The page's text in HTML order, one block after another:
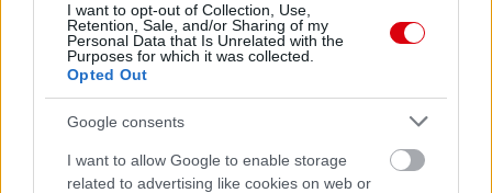
I want to opt-out of Collection, Use,
Retention, Sale, and/or Sharing of my
Personal Data that Is Unrelated with the
Purposes for which it was collected.
Opted Out
Google consents
I want to allow Google to enable storage
related to advertising like cookies on web or
Paris Saint-Germainvs
Manchester United
Felkészülési szezon 4. mérkőzés
2026-08-08 17:00